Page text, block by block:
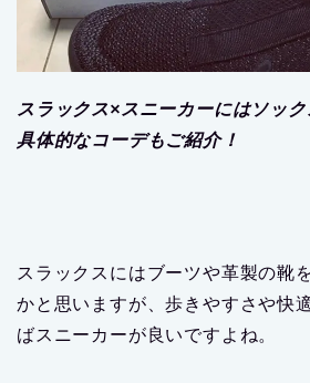
スラックス×スニーカーにはソッ
具体的なコーデもご紹介！
スラックスにはブーツや革製の靴
かと思いますが、歩きやすさや快
ばスニーカーが良いですよね。